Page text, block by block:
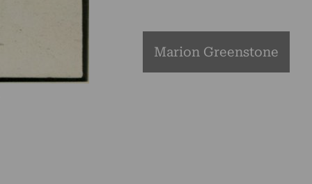
Marion Greenstone